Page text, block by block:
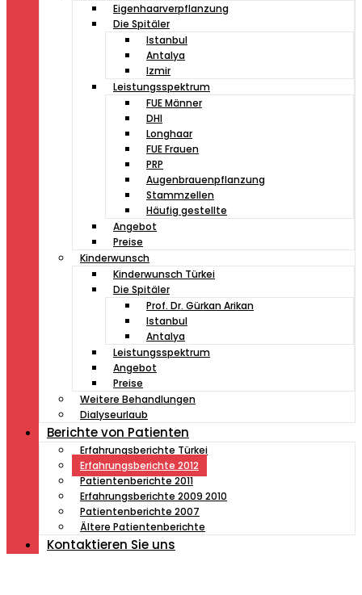
Eigenhaarverpflanzung
Die Spitäler
Istanbul
Antalya
Izmir
Leistungsspektrum
FUE Männer
DHI
Longhaar
FUE Frauen
PRP
Augenbrauenpflanzung
Stammzellen
Häufig gestellte
Angebot
Preise
Kinderwunsch
Kinderwunsch Türkei
Die Spitäler
Prof. Dr. Gürkan Arikan
Istanbul
Antalya
Leistungsspektrum
Angebot
Preise
Weitere Behandlungen
Dialyseurlaub
Berichte von Patienten
Erfahrungsberichte Türkei
Erfahrungsberichte 2012
Patientenberichte 2011
Erfahrungsberichte 2009 2010
Patientenberichte 2007
Ältere Patientenberichte
Kontaktieren Sie uns